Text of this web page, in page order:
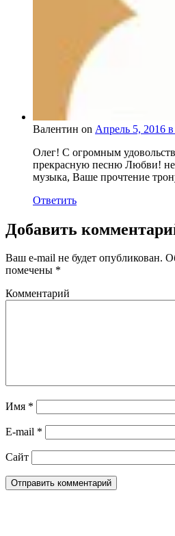
Валентин on Апрель 5, 2016
Олег! С огромным
прекрасную песню Любви!
музыка, Ваше прочтение
Ответить
Добавить
Ваш e-mail не будет опубликован.
помечены *
Комментарий
Имя *
E-mail *
Сайт